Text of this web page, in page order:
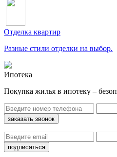
Отделка квартир
Разные стили отделки на выбор.
Ипотека
Покупка жилья в ипотеку –
заказать звонок
подписаться